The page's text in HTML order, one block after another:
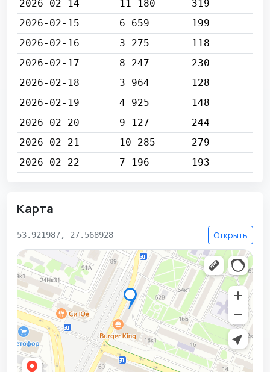
2026-02-14
11 180
319
2026-02-15
6 659
199
2026-02-16
3 275
118
2026-02-17
8 247
230
2026-02-18
3 964
128
2026-02-19
4 925
148
2026-02-20
9 127
244
2026-02-21
10 285
279
2026-02-22
7 196 193
Карта
53.921987, 27.568928 Открыть